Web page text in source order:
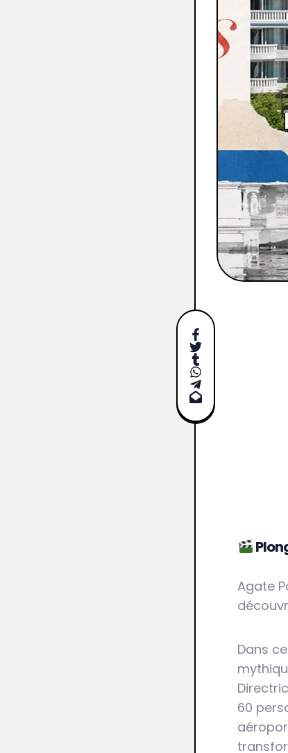
Agate
Dans
60